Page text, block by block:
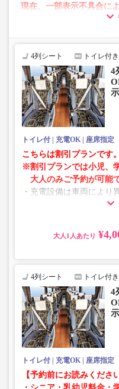
現在、一部表示不具合に
される場合がございます
います。
お手数をおかけいたしま
たします。
4列シート トイレ付き
4
トイレ付 充電OK 座席指定
こちらは割引プランです。
※割引プランでは小児、
大人のみご予約が可能で
・充電設備は車両により
ントタイプでのご用意と
仕様が変更となる場合が
ださい。
大人
4列シート トイレ付き
4
トイレ付 充電OK 座席指定
【予約前にお読みください